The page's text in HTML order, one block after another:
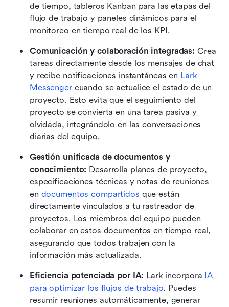
de tiempo, tableros Kanban para las etapas del
flujo de trabajo y paneles dinámicos para el
monitoreo en tiempo real de los KPI.
Comunicación y colaboración integradas: Crea
tareas directamente desde los mensajes de chat
y recibe notificaciones instantáneas en Lark
Messenger cuando se actualice el estado de un
proyecto. Esto evita que el seguimiento del
proyecto se convierta en una tarea pasiva y
olvidada, integrándolo en las conversaciones
diarias del equipo.
Gestión unificada de documentos y
conocimiento: Desarrolla planes de proyecto,
especificaciones técnicas y notas de reuniones
en documentos compartidos que están
directamente vinculados a tu rastreador de
proyectos. Los miembros del equipo pueden
colaborar en estos documentos en tiempo real,
asegurando que todos trabajen con la
información más actualizada.
Eficiencia potenciada por IA: Lark incorpora IA
para optimizar los flujos de trabajo. Puedes
resumir reuniones automáticamente, generar